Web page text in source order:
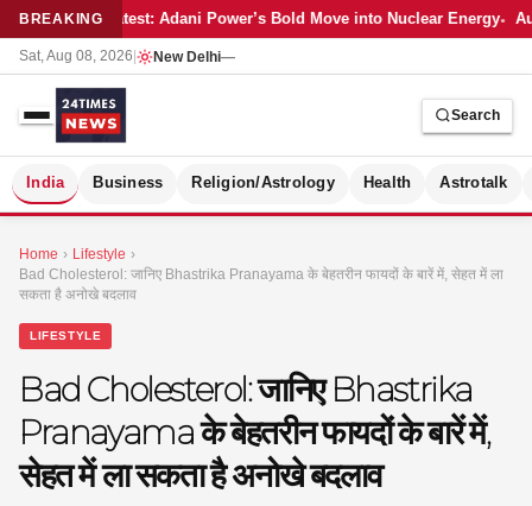
BREAKINGLatest: Adani Power’s Bold Move into Nuclear Energy
Sat, Aug 08, 2026 New Delhi—
Search
India Business Religion/Astrology Health Astrotalk
Home › Lifestyle ›
Bad Cholesterol: जानिए Bhastrika Pranayama के बेहतरीन फायदों के बारें में, सेहत में ला
सकता है अनोखे बदलाव
LIFESTYLE
Bad Cholesterol: जानिए Bhastrika
Pranayama के बेहतरीन फायदों के बारें में,
सेहत में ला सकता है अनोखे बदलाव